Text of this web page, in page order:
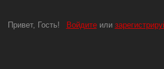
Привет, Гость! Войдитеили